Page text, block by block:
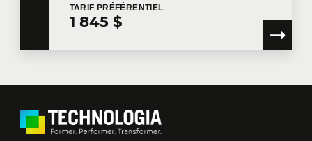
TARIF PRÉFÉRENTIEL
1 845 $